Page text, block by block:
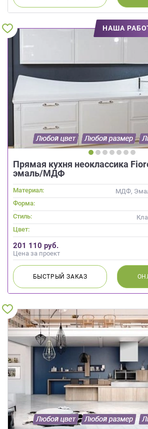
НАША
Прямая кухня неоклассика
эмаль/МДФ
Материал:
МДФ,
Форма:
Стиль:
Цвет:
201 110 руб.
Цена за проект
БЫСТРЫЙЗАКАЗ